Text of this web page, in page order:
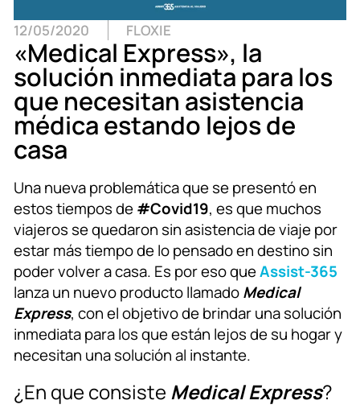
12/05/2020 FLOXIE
«Medical Express», la
solución inmediata para los
que necesitan asistencia
médica estando lejos de
casa
Una nueva problemática que se presentó en
estos tiempos de#Covid19, es que muchos
viajeros se quedaron sin asistencia de viaje por
estar más tiempo de lo pensado en destino sin
poder volver a casa. Es por eso queAssist-365
lanza un nuevo producto llamadoMedical
Express, con el objetivo de brindar una solución
inmediata para los que están lejos de su hogar y
necesitan una solución al instante.
¿En que consiste Medical Express?